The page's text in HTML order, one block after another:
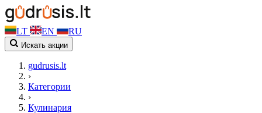
LT EN RU
Искать акции
gudrusis.lt
›
Категории
›
Кулинария